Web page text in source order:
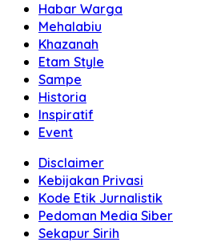
Habar Warga
Mehalabiu
Khazanah
Etam Style
Sampe
Historia
Inspiratif
Event
Disclaimer
Kebijakan Privasi
Kode Etik Jurnalistik
Pedoman Media Siber
Sekapur Sirih